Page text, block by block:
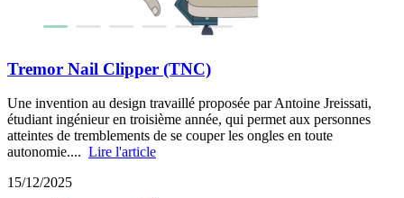
Tremor Nail Clipper (TNC)
Une invention au design travaillé proposée par Antoine Jreissati,
étudiant ingénieur en troisième année, qui permet aux personnes
atteintes de tremblements de se couper les ongles en toute
autonomie.... Lire l'article
15/12/2025